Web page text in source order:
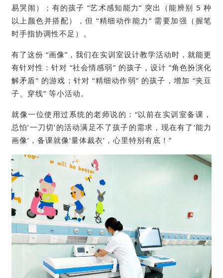
易哭闹）；有的孩子 “艺术感知能力” 突出（能辨别 5 种
以上颜色并搭配），但 “精细动作能力” 需要加强（握笔
时手指协调性不足）。
有了这份 “画像”，我们在实训室设计教学活动时，就能更
有针对性：针对 “社会情感弱” 的孩子，设计 “角色扮演化
解矛盾” 的游戏；针对 “精细动作弱” 的孩子，增加 “夹豆
子、穿线” 等小活动。
就像一位使用过系统的老师说的：“以前在实训室备课，
总怕‘一刀切’的活动满足不了孩子的需求，现在有了‘能力
画像’，备课就像‘量体裁衣’，心里特别有底！”